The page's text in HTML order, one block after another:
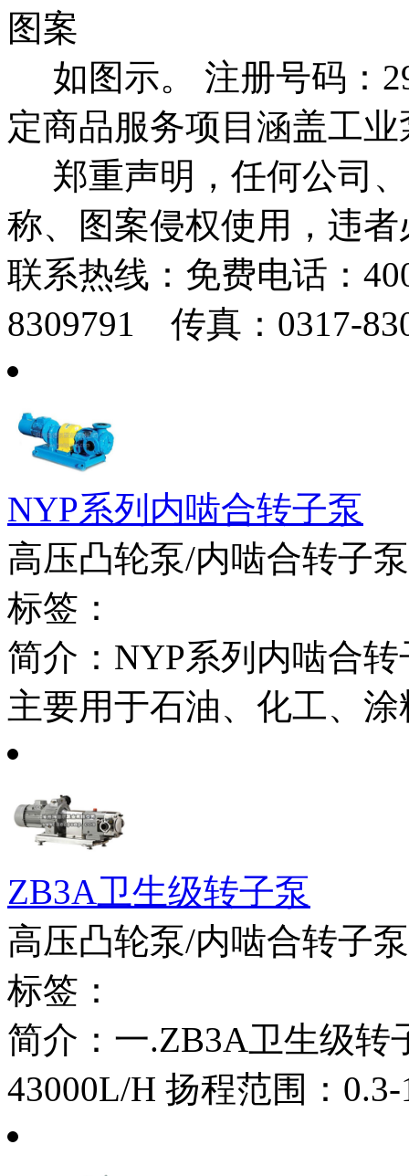
图案
如图示。 注册号码：
定商品服务项目涵盖工
郑重声明，任何公司
称、图案侵权使用，违
联系热线： 免费电话：
8309791 传真：0317-
NYP系列内啮合转子泵
高压凸轮泵/内啮合转子泵
标签：
简介：NYP系列内啮合
主要用于石油、化工、
ZB3A卫生级转子泵
高压凸轮泵/内啮合转子泵
标签：
简介：一.ZB3A卫生级转
43000L/H 扬程范围：